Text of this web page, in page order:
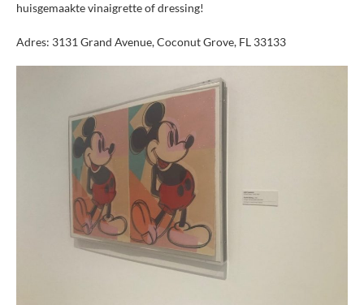
huisgemaakte vinaigrette of dressing!
Adres: 3131 Grand Avenue, Coconut Grove, FL 33133